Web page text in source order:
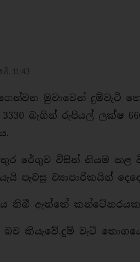
11:43
මුවාවෙන් දුම්වැටි
බැගින් රුපියල් ලක්ෂ
රේගුව විසින් නියම
පැවසූ ව්‍යාපාරිකයින්
තිබී ඇත්තේ
කියැවේ.දුම් වැටි